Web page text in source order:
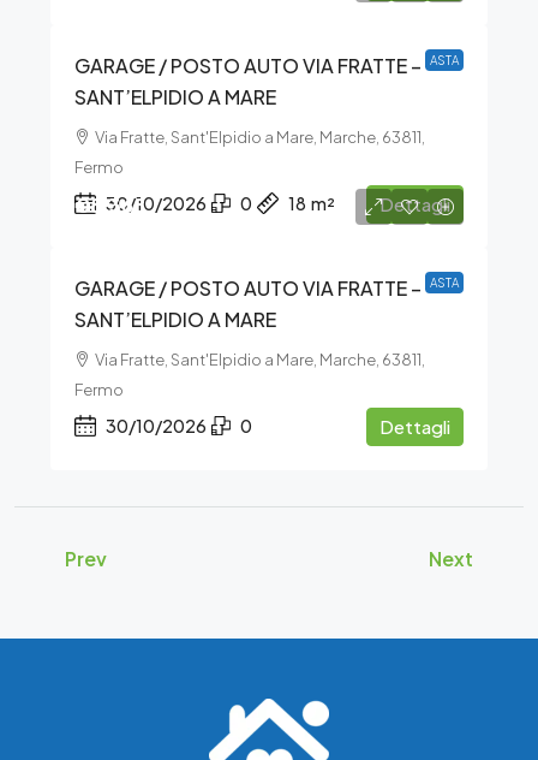
ASTA
GARAGE / POSTO AUTO VIA FRATTE –
SANT’ELPIDIO A MARE
Via Fratte, Sant'Elpidio a Mare, Marche, 63811,
Fermo
30/10/2026 0 18 m² Dettagli
ASTA
€8.368
GARAGE / POSTO AUTO VIA FRATTE –
SANT’ELPIDIO A MARE
Via Fratte, Sant'Elpidio a Mare, Marche, 63811,
Fermo
30/10/2026 0 Dettagli
Prev Next